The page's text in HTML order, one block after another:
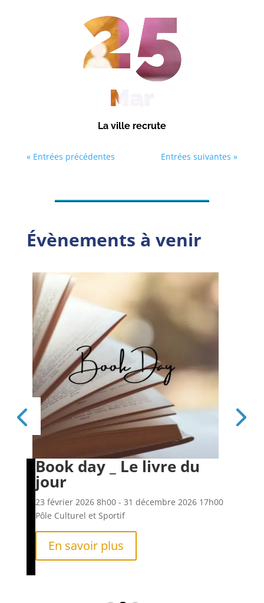
La ville recrute
25
Mar
« Entrées précédentes Entrées suivantes »
Évènements à venir
Book day _ Le livre du
jour
23 février 20268h00- 31 décembre 202617h00
Pôle Culturel et Sportif
En savoir plus